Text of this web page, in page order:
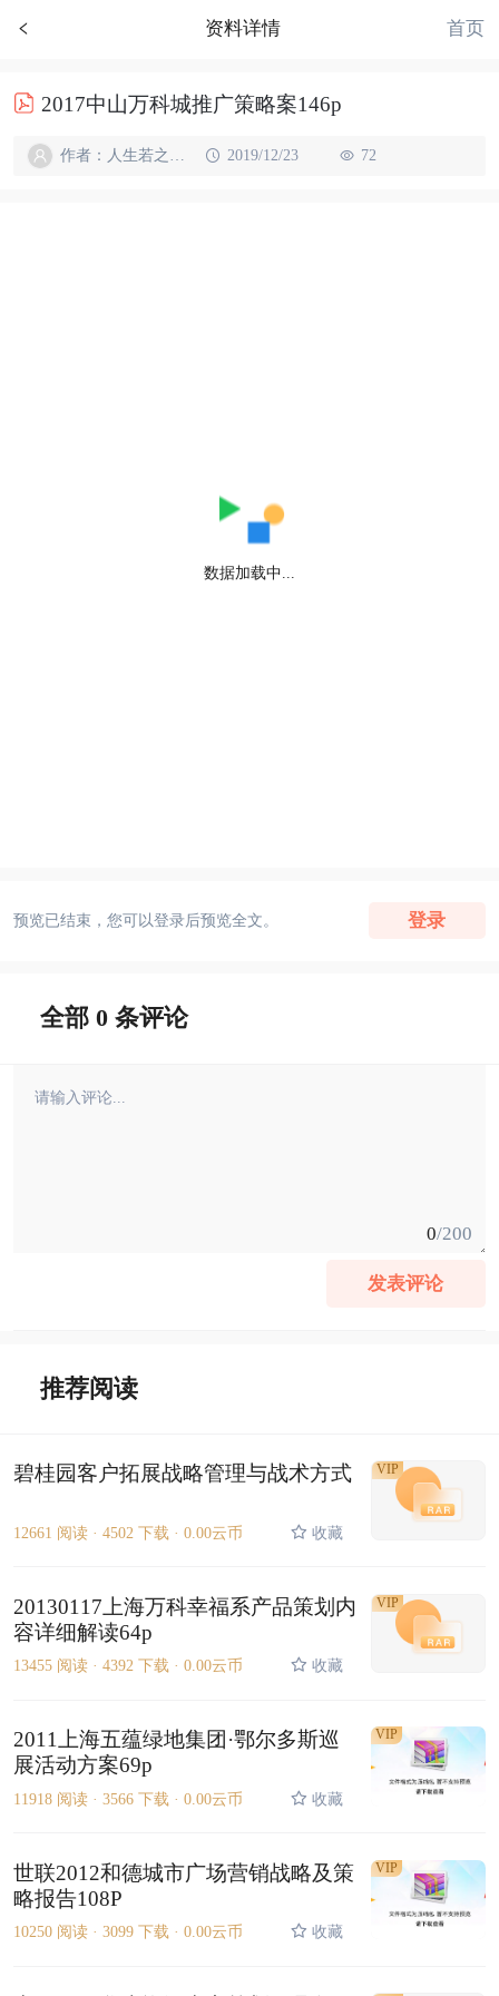
资料详情 首页
2017中山万科城推广策略案146p
作者：人生若之如初见 2019/12/23 72
数据加载中...
预览已结束，您可以登录后预览全文。 登录
全部 0 条评论
0/200
发表评论
推荐阅读
碧桂园客户拓展战略管理与战术方式
12661 阅读 · 4502 下载 · 0.00云币 收藏
VIP
20130117上海万科幸福系产品策划内
容详细解读64p
13455 阅读 · 4392 下载 · 0.00云币 收藏
VIP
2011上海五蕴绿地集团·鄂尔多斯巡
展活动方案69p
11918 阅读 · 3566 下载 · 0.00云币 收藏
VIP
世联2012和德城市广场营销战略及策
略报告108P
10250 阅读 · 3099 下载 · 0.00云币 收藏
VIP